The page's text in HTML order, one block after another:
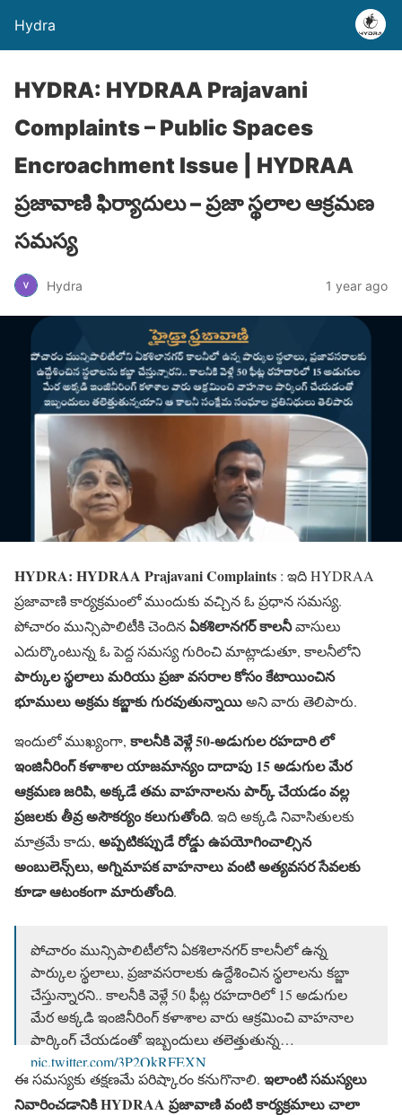
Hydra
HYDRA: HYDRAA Prajavani
Complaints – Public Spaces
Encroachment Issue | HYDRAA
ప్రజావాణి ఫిర్యాదులు – ప్రజా స్థలాల ఆక్రమణ
సమస్య
Hydra 1 year ago
HYDRA: HYDRAA Prajavani Complaints : ఇది HYDRAA
ప్రజావాణి కార్యక్రమంలో ముందుకు వచ్చిన ఓ ప్రధాన సమస్య.
పోచారం మున్సిపాలిటీకి చెందినఏకశిలానగర్ కాలనీవాసులు
ఎదుర్కొంటున్న ఓ పెద్ద సమస్య గురించి మాట్లాడుతూ, కాలనీలోని
పార్కుల స్థలాలు మరియు ప్రజా వసరాల కోసం కేటాయించిన
భూములు అక్రమ కబ్జాకు గురవుతున్నాయిఅని వారు తెలిపారు.
ఇందులో ముఖ్యంగా, కాలనీకి వెళ్లే 50-అడుగుల రహదారి లో
ఇంజినీరింగ్ కళాశాల యాజమాన్యం దాదాపు 15 అడుగుల మేర
ఆక్రమణ జరిపి, అక్కడే తమ వాహనాలను పార్క్ చేయడం వల్ల
ప్రజలకు తీవ్ర అసౌకర్యం కలుగుతోంది. ఇది అక్కడి నివాసితులకు
మాత్రమే కాదు, అప్పటికప్పుడే రోడ్డు ఉపయోగించాల్సిన
అంబులెన్స్‌లు, అగ్నిమాపక వాహనాలు వంటి అత్యవసర సేవలకు
కూడా ఆటంకంగా మారుతోంది.
పోచారం మున్సిపాలిటీలోని ఏక‌శిలాన‌గ‌ర్ కాల‌నీలో ఉన్న
పార్కుల స్థ‌లాలు, ప్ర‌జావ‌స‌రాల‌కు ఉద్దేశించిన స్థ‌లాల‌ను క‌బ్జా
చేస్తున్నార‌ని.. కాల‌నీకి వెళ్లే 50 ఫీట్ల ర‌హ‌దారిలో 15 అడుగుల
మేర అక్క‌డి ఇంజినీరింగ్ క‌ళాశాల వారు ఆక్ర‌మించి వాహ‌నాల
పార్కింగ్ చేయ‌డంతో ఇబ్బందులు త‌లెత్తుతున్న…
pic.twitter.com/3P2QkRFEXN
— HYDRAA (@Comm_HYDRAA)February 11, 2025
ఈ సమస్యకు తక్షణమే పరిష్కారం కనుగొనాలి. ఇలాంటి సమస్యలు
నివారించడానికి HYDRAA ప్రజావాణి వంటి కార్యక్రమాలు చాలా